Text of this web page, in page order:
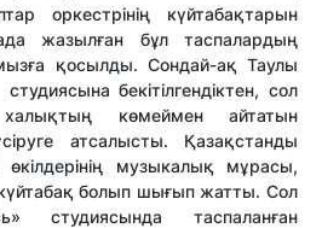
оркестрінің күйтабақтарын
жазылған бұл таспалардың
қосылды. Сондай-ақ Таулы
бекітілгендіктен, сол
халықтың көмеймен айтатын
атсалысты. Қазақстанды
өкілдерінің музыкалық мұрасы,
болып шығып жатты. Сол
студиясында таспаланған